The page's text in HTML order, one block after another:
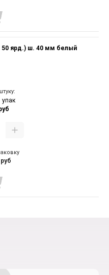
50 ярд.) ш. 40 мм белый
упак